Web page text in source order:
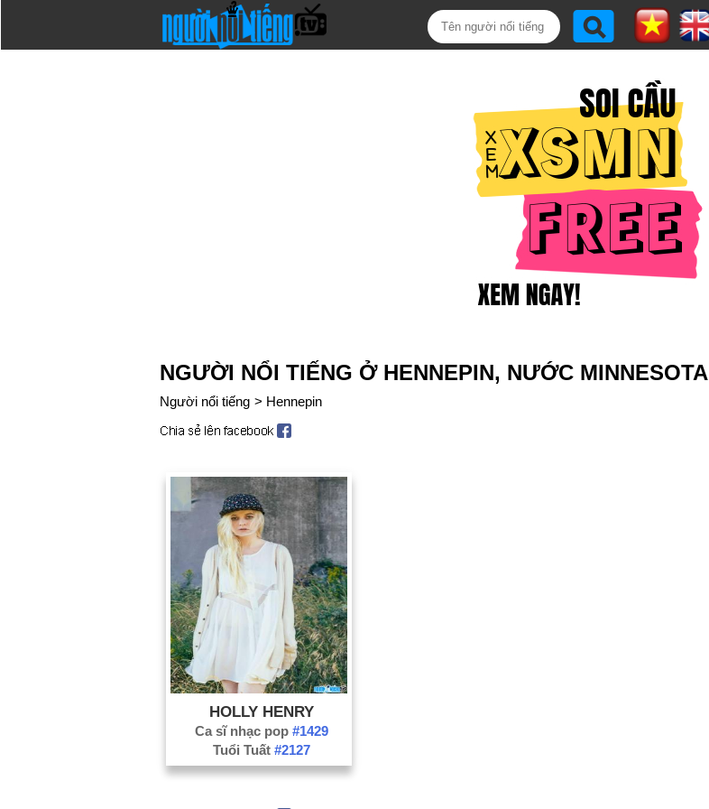
NGƯỜI NỔI TIẾNG Ở HENNEPIN, NƯỚC MINNESOTA
Người nổi tiếng > Hennepin
HOLLY HENRY
Ca sĩ nhạc pop #1429
Tuổi Tuất #2127